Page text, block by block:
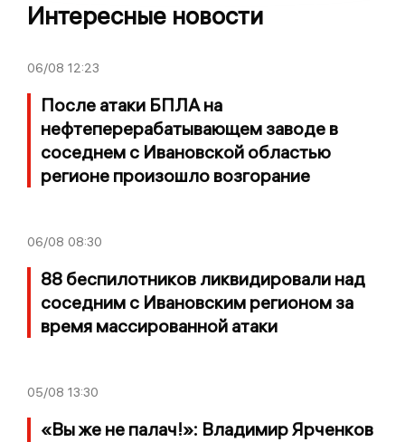
Интересные новости
06/08 12:23
После атаки БПЛА на
нефтеперерабатывающем заводе в
соседнем с Ивановской областью
регионе произошло возгорание
06/08 08:30
88 беспилотников ликвидировали над
соседним с Ивановским регионом за
время массированной атаки
05/08 13:30
«Вы же не палач!»: Владимир Ярченков